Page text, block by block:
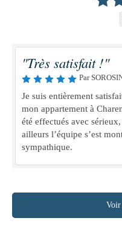
"Très satisfait !"
Par
Je suis entièrement
mon appartement à
été effectués avec
ailleurs l’équipe s’est
sympathique.
Voir